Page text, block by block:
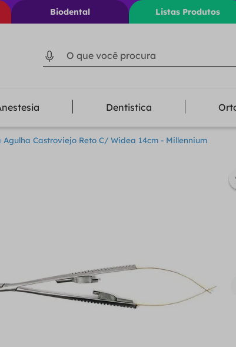
Biodental Listas Produtos
O que você procura
Dentistica
Agulha Castroviejo Reto C/ Widea 14cm - Millennium